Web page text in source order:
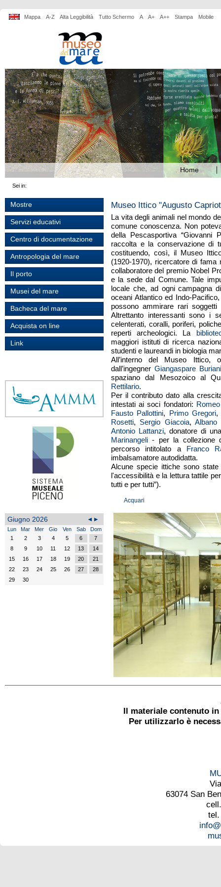
Mappa A-Z Alta Leggibilità Tutto Schermo A A+ A++ Stampa Mobile
Home
Sei in:
Mostre
Servizi educativi
Centro di documentazione
Antropologia del mare
Il porto
Musei del mare
Bacheca del mare
Acquista on line
Link
Giugno 2026
Lun Mar Mer Gio Ven Sab
Dom
1
2 3 4 5 6
7
8
9 10 11 12 13
14
15
16 17 18 19 20
21
22
23 24 25 26 27
28
29
30
Museo Ittico "Augusto
La vita degli animali nel mondo
comune conoscenza. Non
della Pescasportiva “Giovanni
raccolta e la conservazione di
costituendo, così, il Museo
(1920-1970), ricercatore di
collaboratore del premio Nobel
e la sede dal Comune. Tale
locale che, ad ogni campagna
oceani Atlantico ed Indo-
possono ammirare rari
Altrettanto interessanti sono i
celenterati, coralli, poriferi,
reperti archeologici. La
maggiori istituti di ricerca
studenti e laureandi in biologia
All’interno del Museo Ittico,
dall’ingegnerGiangaspare
spaziano dal Mesozoico al
Rettilario.
Per il contributo dato alla
intestati ai soci fondatori:
Fausto Pallottini, Primo Gregori
Rosetti, Sergio Giacoia, Albano
Antonio Lattanzi, donatore di
Marinangeli - per la collezione
percorso intitolato a Franco
imbalsamatore autodidatta.
Alcune specie ittiche sono
l'accessibilità e la lettura tattile
tutti e per tutti”).
Acquari
Il materiale contenuto
Per utilizzarlo è
63074 San
tel.